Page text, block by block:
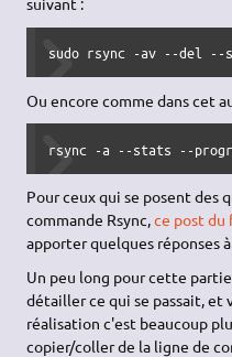
sudo rsync -av --del
Ou encore comme dans cet
rsync -a --stats --
Pour ceux qui se posent des
commande Rsync,ce post du
apporter quelques réponses à
Un peu long pour cette
détailler ce qui se passait, et
réalisation c'est beaucoup
copier/coller de la ligne de